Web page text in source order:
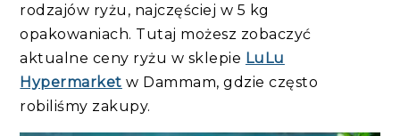
rodzajów ryżu, najczęściej w 5 kg
opakowaniach. Tutaj możesz zobaczyć
aktualne ceny ryżu w sklepie LuLu
Hypermarket w Dammam, gdzie często
robiliśmy zakupy.